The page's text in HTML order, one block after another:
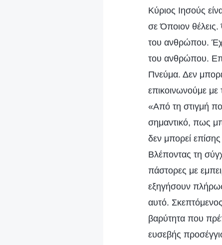
Κύριος Ιησούς
σε Όποιον
του ανθρώπου.
του ανθρώπου.
Πνεύμα. Δεν
επικοινωνούμε
«Από τη στιγμή
σημαντικό, πως
δεν μπορεί
Βλέποντας τη
πάστορες με
εξηγήσουν
αυτό.
βαρύτητα που
ευσεβής